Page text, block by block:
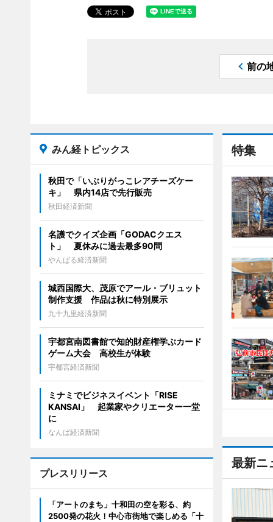
前の
特集
最新ニ
みん経トピックス
秋田で「いぶりがっこレアチーズケー
キ」 県内14店で先行販売
秋田経済新聞
名護でクイズ企画「GODACクエス
ト」 夏休みに過去最多90問
やんばる経済新聞
城西国際大、茂原でアール・ブリュット
制作支援 作品は秋に特別展示
九十九里経済新聞
宇都宮南図書館で知的財産権学ぶカード
ゲーム大会 高校生が体験
宇都宮経済新聞
ミナミでビジネスイベント「RISE
KANSAI」 起業家やクリエーター一堂
に
なんば経済新聞
プレスリリース
「アートのまち」十和田の空を彩る、約
2500発の花火！中心市街地で楽しめる「十